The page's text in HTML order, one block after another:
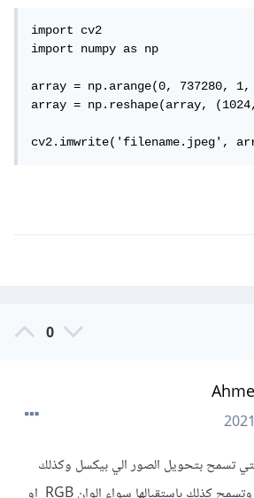
import cv2
import numpy as np
array = np.arange(0, 737280,
array = np.reshape(array,
cv2.imwrite('filename.jpeg',
0
تسمح بتحويل الصور الي بيكسل وكذلك